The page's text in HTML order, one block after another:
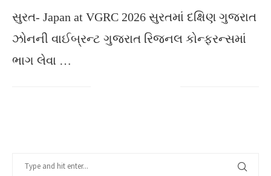
સુરત- Japan at VGRC 2026 સુરતમાં દક્ષિણ ગુજરાત
ઝોનની વાઈબ્રન્ટ ગુજરાત રિજનલ કોન્ફરન્સમાં
ભાગ લેવા …